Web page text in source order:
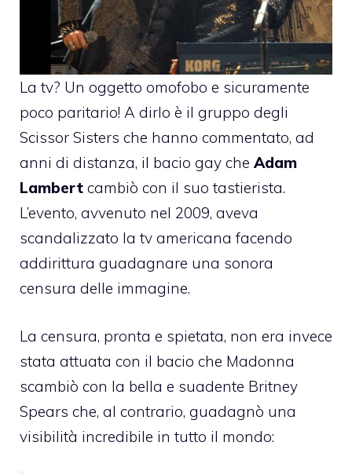
La tv? Un oggetto omofobo e sicuramente
poco paritario! A dirlo è il gruppo degli
Scissor Sisters che hanno commentato, ad
anni di distanza, il bacio gay che Adam
Lambert cambiò con il suo tastierista.
L’evento, avvenuto nel 2009, aveva
scandalizzato la tv americana facendo
addirittura guadagnare una sonora
censura delle immagine.
La censura, pronta e spietata, non era invece
stata attuata con il bacio che Madonna
scambiò con la bella e suadente Britney
Spears che, al contrario, guadagnò una
visibilità incredibile in tutto il mondo: